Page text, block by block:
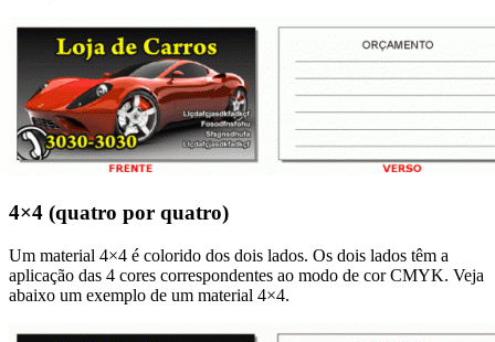
4×4 (quatro por quatro)
Um material 4×4 é colorido dos dois lados. Os dois lados têm a
aplicação das 4 cores correspondentes ao modo de cor CMYK. Veja
abaixo um exemplo de um material 4×4.